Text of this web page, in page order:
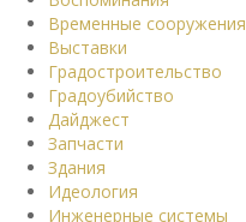
Временные сооружения
Выставки
Градостроительство
Градоубийство
Дайджест
Запчасти
Здания
Идеология
Инженерные системы